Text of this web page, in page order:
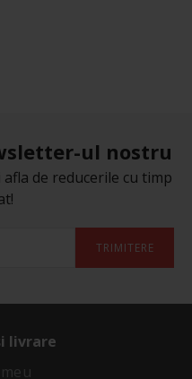
ul nostru
de reducerile cu timp
TRIMITERE
livrare